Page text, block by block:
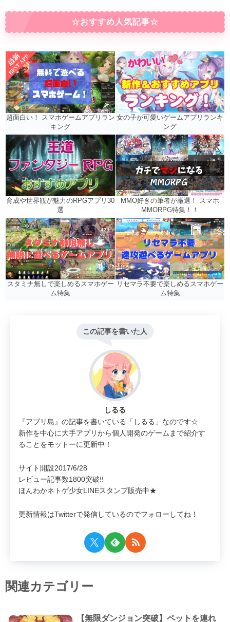
☆おすすめ人気記事☆
超面白い！ スマホゲームアプリラン
キング
女の子が可愛いゲームアプリランキ
ング
育成や世界観が魅力のRPGアプリ30
選
MMO好きの筆者が厳選！ スマホ
MMORPG特集！！
スタミナ無しで楽しめるスマホゲー
ム特集
リセマラ不要で楽しめるスマホゲー
ム特集
この記事を書いた人
しるる
『アプリ島』の記事を書いている「しるる」なのです☆
新作を中心に大手アプリから個人開発のゲームまで紹介す
ることをモットーに更新中！
サイト開設2017/6/28
レビュー記事数1800突破!!
ほんわかネトゲ少女LINEスタンプ販売中★
更新情報はTwitterで発信しているのでフォローしてね！
関連カテゴリー
【無限ダンジョン突破】ペットを連れ